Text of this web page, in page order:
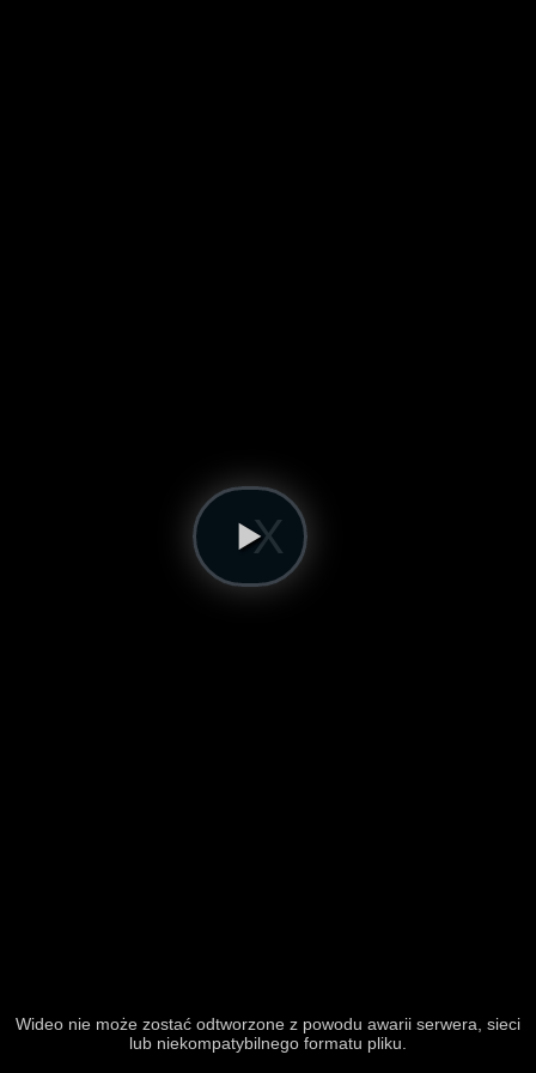
Wideo nie może zostać odtworzone z powodu awarii serwera, sieci
lub niekompatybilnego formatu pliku.